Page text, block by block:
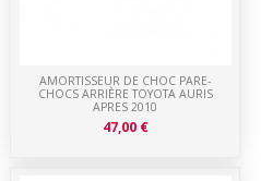
AMORTISSEUR DE CHOC PARE-
CHOCS ARRIÈRE TOYOTA AURIS
APRES 2010
47,00 €